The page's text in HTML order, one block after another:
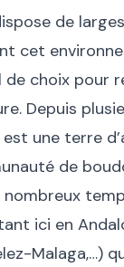
de
cet
de choix pour
Depuis
une terre
de
ici en
Malaga,…)